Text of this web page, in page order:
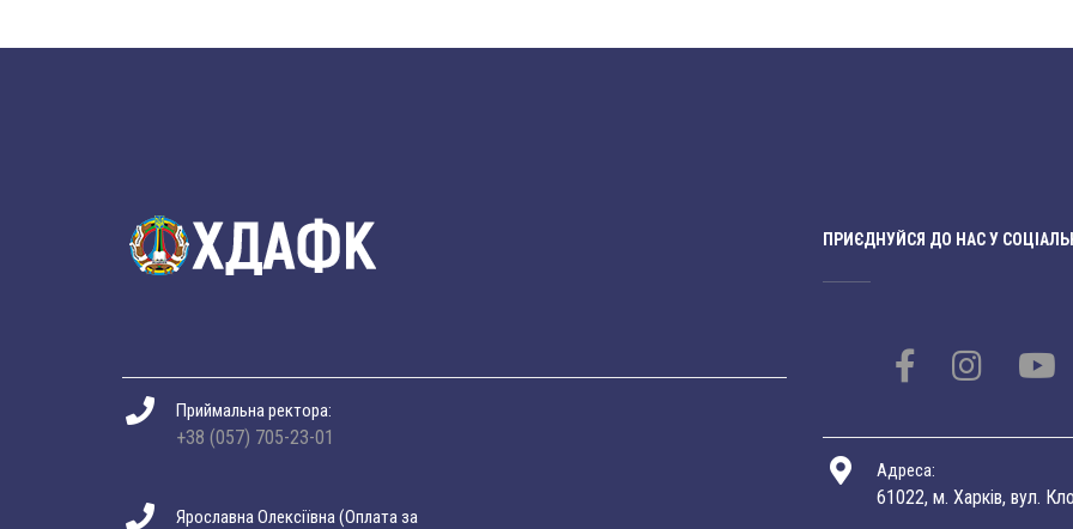
Приймальна ректора:
+38 (057) 705-23-01
Ярославна Олексіївна (Оплата за
ПРИЄДНУЙСЯ ДО НАС У
Адреса:
61022, м. Харків, вул.